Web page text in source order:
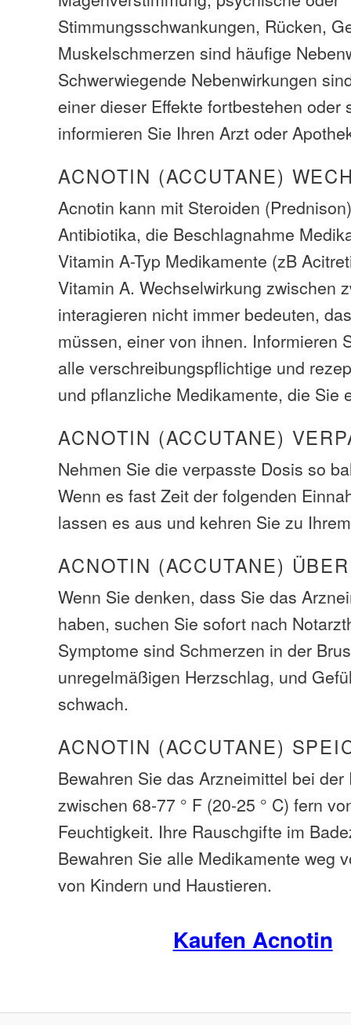
Stimmungsschwankungen, Rücken,
Muskelschmerzen sind häufige
Schwerwiegende Nebenwirkungen
einer dieser Effekte fortbestehen oder
informieren Sie Ihren Arzt oder
ACNOTIN (ACCUTANE)
Acnotin kann mit Steroiden
Antibiotika, die Beschlagnahme
Vitamin A-Typ Medikamente (zB
Vitamin A. Wechselwirkung zwischen
interagieren nicht immer bedeuten,
müssen, einer von ihnen. Informieren
alle verschreibungspflichtige und
und pflanzliche Medikamente, die Sie
ACNOTIN (ACCUTANE)
Nehmen Sie die verpasste Dosis so
Wenn es fast Zeit der folgenden
lassen es aus und kehren Sie zu
ACNOTIN (ACCUTANE)
Wenn Sie denken, dass Sie das
haben, suchen Sie sofort nach
Symptome sind Schmerzen in der
unregelmäßigen Herzschlag, und
schwach.
ACNOTIN (ACCUTANE)
Bewahren Sie das Arzneimittel bei
zwischen 68-77 ° F (20-25 ° C) fern
Feuchtigkeit. Ihre Rauschgifte im
Bewahren Sie alle Medikamente weg
von Kindern und Haustieren.
Kaufen Acnotin